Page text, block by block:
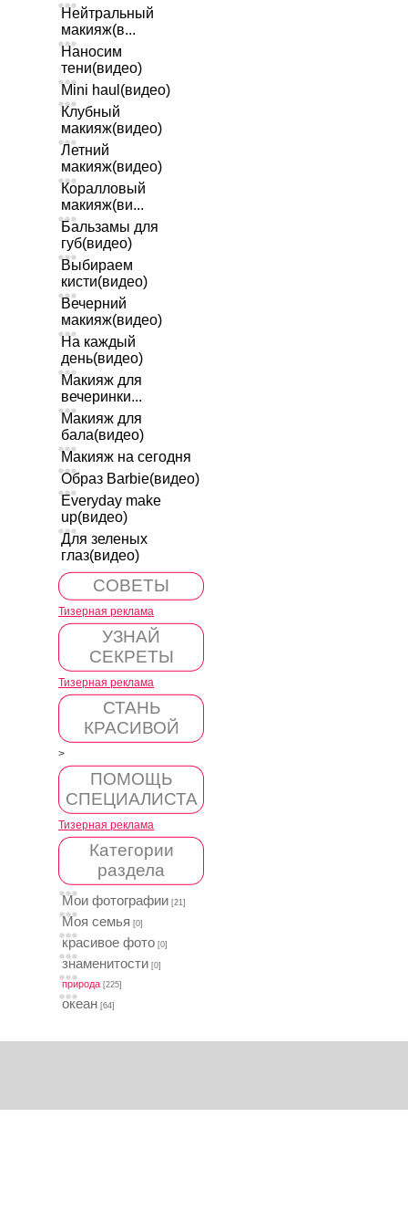
Нейтральный
макияж(в...
Наносим
тени(видео)
Mini haul(видео)
Клубный
макияж(видео)
Летний
макияж(видео)
Коралловый
макияж(ви...
Бальзамы для
губ(видео)
Выбираем
кисти(видео)
Вечерний
макияж(видео)
На каждый
день(видео)
Макияж для
вечеринки...
Макияж для
бала(видео)
Макияж на сегодня
Образ Barbie(видео)
Everyday make
up(видео)
Для зеленых
глаз(видео)
СОВЕТЫ
Тизерная реклама
УЗНАЙ
СЕКРЕТЫ
Тизерная реклама
СТАНЬ
КРАСИВОЙ
>
ПОМОЩЬ
СПЕЦИАЛИСТА
Тизерная реклама
Категории
раздела
Мои фотографии [21]
Моя семья [0]
красивое фото [0]
знаменитости [0]
природа [225]
океан [64]